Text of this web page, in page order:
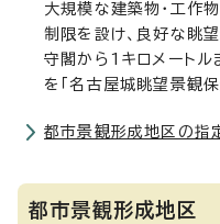
大規模な建築物・工作
制限を設け、良好な眺
守閣から1キロメートル
を「名古屋城眺望景観保
都市景観形成地区の指
都市景観形成地区